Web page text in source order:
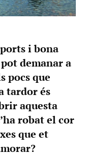
i bona
demanar a
pocs que
tardor és
aquesta
robat el cor
que et